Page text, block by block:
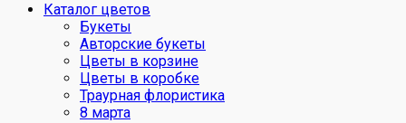
Каталог цветов
Букеты
Авторские букеты
Цветы в корзине
Цветы в коробке
Траурная флористика
8 марта